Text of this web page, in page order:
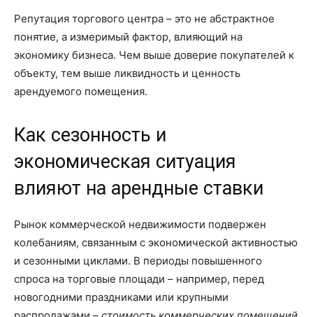
Репутация торгового центра – это не абстрактное
понятие, а измеримый фактор, влияющий на
экономику бизнеса. Чем выше доверие покупателей к
объекту, тем выше ликвидность и ценность
арендуемого помещения.
Как сезонность и
экономическая ситуация
влияют на арендные ставки
Рынок коммерческой недвижимости подвержен
колебаниям, связанным с экономической активностью
и сезонными циклами. В периоды повышенного
спроса на торговые площади – например, перед
новогодними праздниками или крупными